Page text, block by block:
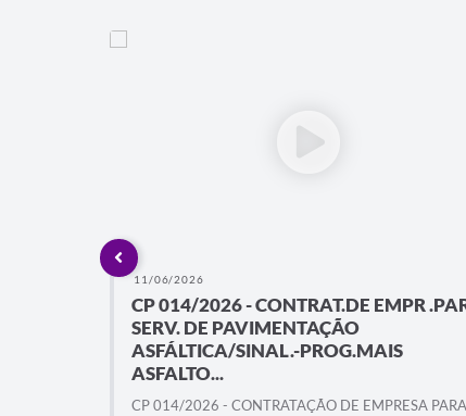
11/06/2026
CP 014/2026 - CONTRAT.DE EMPR
SERV. DE PAVIMENTAÇÃO
ASFÁLTICA/SINAL.-PROG.MAIS
ASFALTO...
CP 014/2026 - CONTRATAÇÃO DE EMPRESA PARA